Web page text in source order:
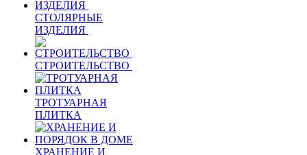
СТОЛЯРНЫЕ
ИЗДЕЛИЯ
СТРОИТЕЛЬСТВО
ТРОТУАРНАЯ
ПЛИТКА
ХРАНЕНИЕ И